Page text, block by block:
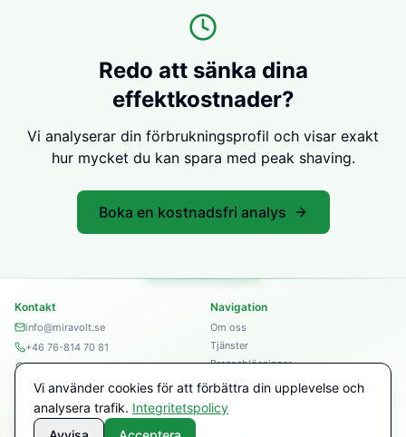
Redo att sänka dina
effektkostnader?
Vi analyserar din förbrukningsprofil och visar exakt
hur mycket du kan spara med peak shaving.
Boka en kostnadsfri analys
Kontakt
info@miravolt.se
+46 76-814 70 81
Helsingborg · Växjö
LinkedIn
Navigation
Om oss
Tjänster
Branschlösningar
Kontakt
Integritet
Vi använder cookies för att förbättra din upplevelse och
analysera trafik. Integritetspolicy